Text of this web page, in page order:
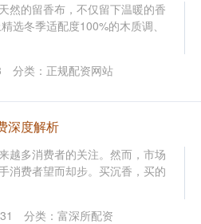
然的留香布，不仅留下温暖的香
选冬季适配度100%的木质调、
分类： 正规配资网站
深度解析
越多消费者的关注。然而，市场
消费者望而却步。买沉香，买的
分类： 富深所配资